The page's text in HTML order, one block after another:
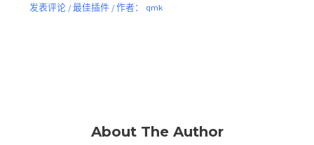
发表评论 /最佳插件/ 作者： qmk
About The Author